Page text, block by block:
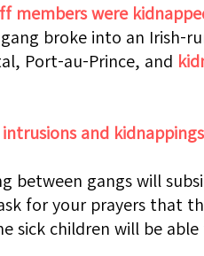
members were
broke into an Irish-
Port-au-Prince, and
and
between gangs will
for your prayers that
sick children will be